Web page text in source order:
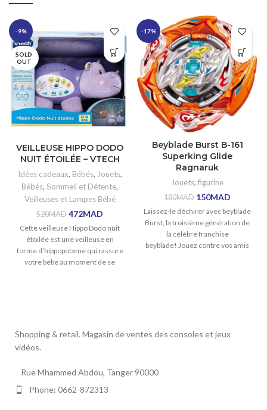
-9%
SOLD
OUT
VEILLEUSE HIPPO DODO
NUIT ÉTOILÉE – VTECH
Idées cadeaux, Bébés, Jouets,
Bébés, Sommeil et Détente,
Veilleuses et Lampes Bébé
520MAD 472MAD
Cette veilleuse Hippo Dodo nuit
étoilée est une veilleuse en
forme d’hippopotame qui rassure
votre bébé au moment de se
-17%
Beyblade Burst B-161
Superking Glide
Ragnaruk
Jouets, figurine
180MAD 150MAD
Laissez-le déchirer avec beyblade
Burst, la troisième génération de
la célèbre franchise
beyblade! Jouez contre vos amis
Shopping & retail. Magasin de ventes des consoles et jeux
vidéos.
Rue Mhammed Abdou, Tanger 90000
Phone: 0662-872313